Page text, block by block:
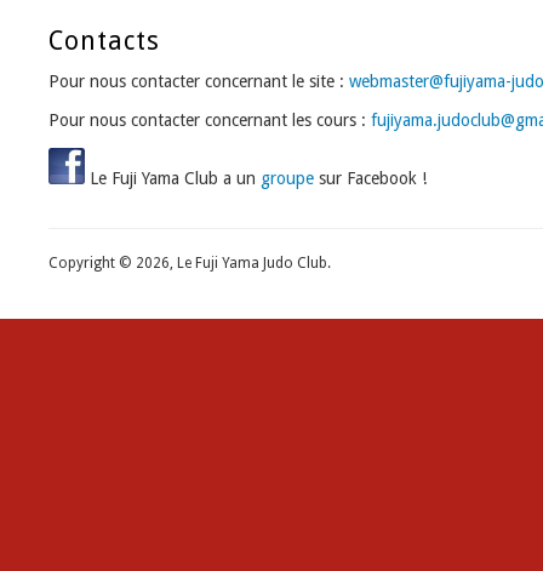
Contacts
Pour nous contacter concernant le site : webmaster@fujiyama-
Pour nous contacter concernant les cours :
Le Fuji Yama Club a un groupe sur Facebook !
Copyright © 2026, Le Fuji Yama Judo Club.